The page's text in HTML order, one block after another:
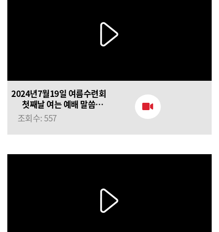
2024년7월19일 여름수련회
첫째날 여는 예배 말씀
(김용식 목사님) 아버지께로
돌아가자
조회수: 557